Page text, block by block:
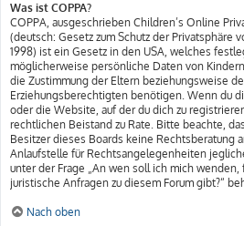
Was ist COPPA?
COPPA, ausgeschrieben Children’s Online
(deutsch: Gesetz zum Schutz der Privatsphäre
1998) ist ein Gesetz in den USA, welches
möglicherweise persönliche Daten von
die Zustimmung der Eltern beziehungsweise
Erziehungsberechtigten benötigen. Wenn du
oder die Website, auf der du dich zu
rechtlichen Beistand zu Rate. Bitte beachte,
Besitzer dieses Boards keine Rechtsberatung
Anlaufstelle für Rechtsangelegenheiten
unter der Frage „An wen soll ich mich
juristische Anfragen zu diesem Forum gibt?“
Nach oben